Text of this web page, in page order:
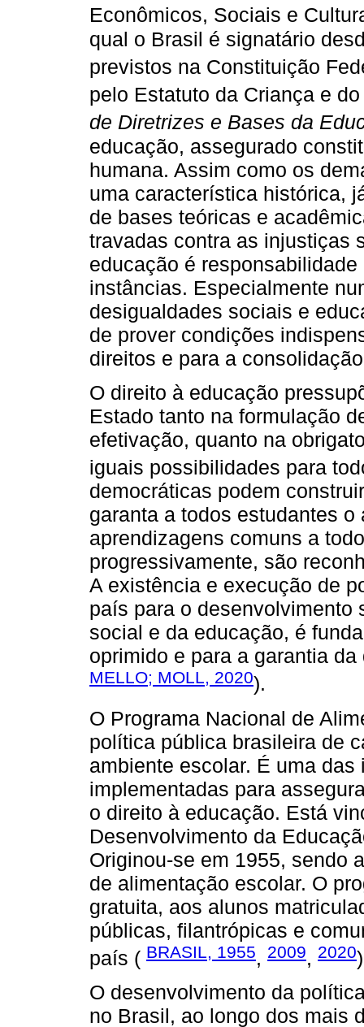
Econômicos, Sociais e
qual o Brasil é signatário
previstos na Constituição
pelo Estatuto da Criança e
de Diretrizes e Bases da
educação, assegurado
humana. Assim como os
uma característica histórica,
de bases teóricas e
travadas contra as injustiças
educação é
instâncias. Especialmente
desigualdades sociais e
de prover condições
direitos e para a
O direito à educação
Estado tanto na formulação
efetivação, quanto na
iguais possibilidades para
democráticas podem
garanta a todos estudantes
aprendizagens comuns a
progressivamente, são
A existência e execução de
país para o desenvolvimento
social e da educação, é
oprimido e para a garantia
MELLO; MOLL, 2020).
O Programa Nacional de
política pública brasileira de
ambiente escolar. É uma
implementadas para
o direito à educação. Está
Desenvolvimento da
Originou-se em 1955, sendo
de alimentação escolar. O
gratuita, aos alunos
públicas, filantrópicas e
país ( BRASIL, 1955, 2009, 2020
O desenvolvimento da
no Brasil, ao longo dos mais